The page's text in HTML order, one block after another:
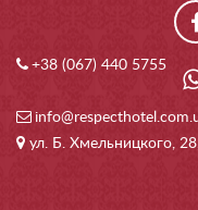
+38 (067) 440 5755
ул. Б. Хмельницкого,